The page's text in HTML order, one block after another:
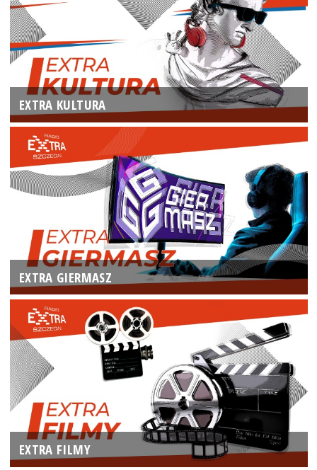
EXTRA KULTURA
EXTRA GIERMASZ
EXTRA FILMY